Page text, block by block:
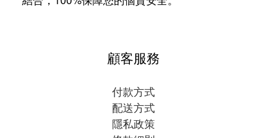
顧客服務
付款方式
配送方式
隱私政策